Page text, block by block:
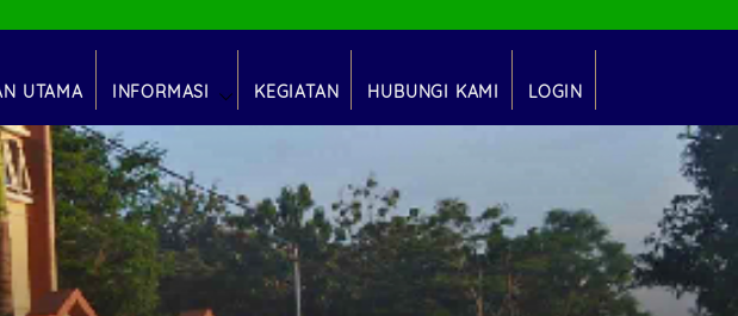
LOGIN
HUBUNGI KAMI
KEGIATAN
INFORMASI
INFORMASI PONDOK
INFORMASI UMUM
INFORMASI KEGIATAN
MADRASAH TSANAWIYAH
(MTS)
MADRASAH ALIYAH (MA)
UTAMA